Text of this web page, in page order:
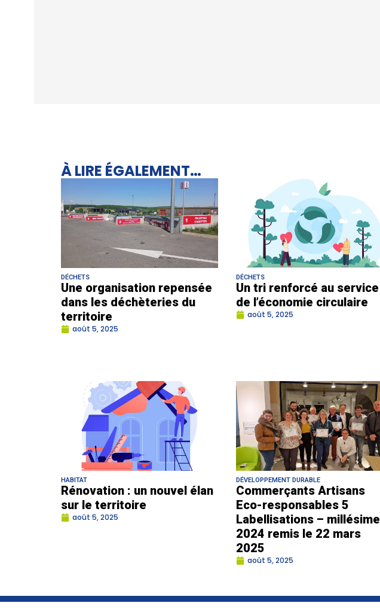
À LIRE ÉGALEMENT…
DÉCHETS
Une organisation repensée
dans les déchèteries du
territoire
août 5, 2025
DÉCHETS
Un tri renforcé au service
de l’économie circulaire
août 5, 2025
HABITAT
Rénovation : un nouvel élan
sur le territoire
août 5, 2025
DÉVELOPPEMENT DURABLE
Commerçants Artisans
Eco-responsables 5
Labellisations – millésime
2024 remis le 22 mars
2025
août 5, 2025